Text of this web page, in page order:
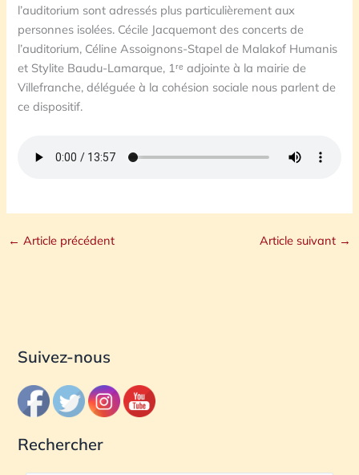
l’auditorium sont adressés plus particulièrement aux
personnes isolées. Cécile Jacquemont des concerts de
l’auditorium, Céline Assoignons-Stapel de Malakof Humanis
et Stylite Baudu-Lamarque, 1ʳᵉ adjointe à la mairie de
Villefranche, déléguée à la cohésion sociale nous parlent de
ce dispositif.
← Article précédent Article suivant →
Suivez-nous
Rechercher